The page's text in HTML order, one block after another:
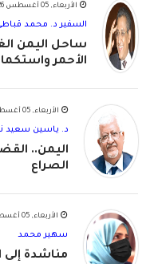
الأربعاء, 05 أغسطس 2026
السفير د. محمد
ساحل اليمن
الأحمر
الأربعاء, 05 أغسطس 2026
د. ياسين سعيد
اليمن..
الصراع
الأربعاء, 05 أغسطس 2026
سهير محمد
مناشدة